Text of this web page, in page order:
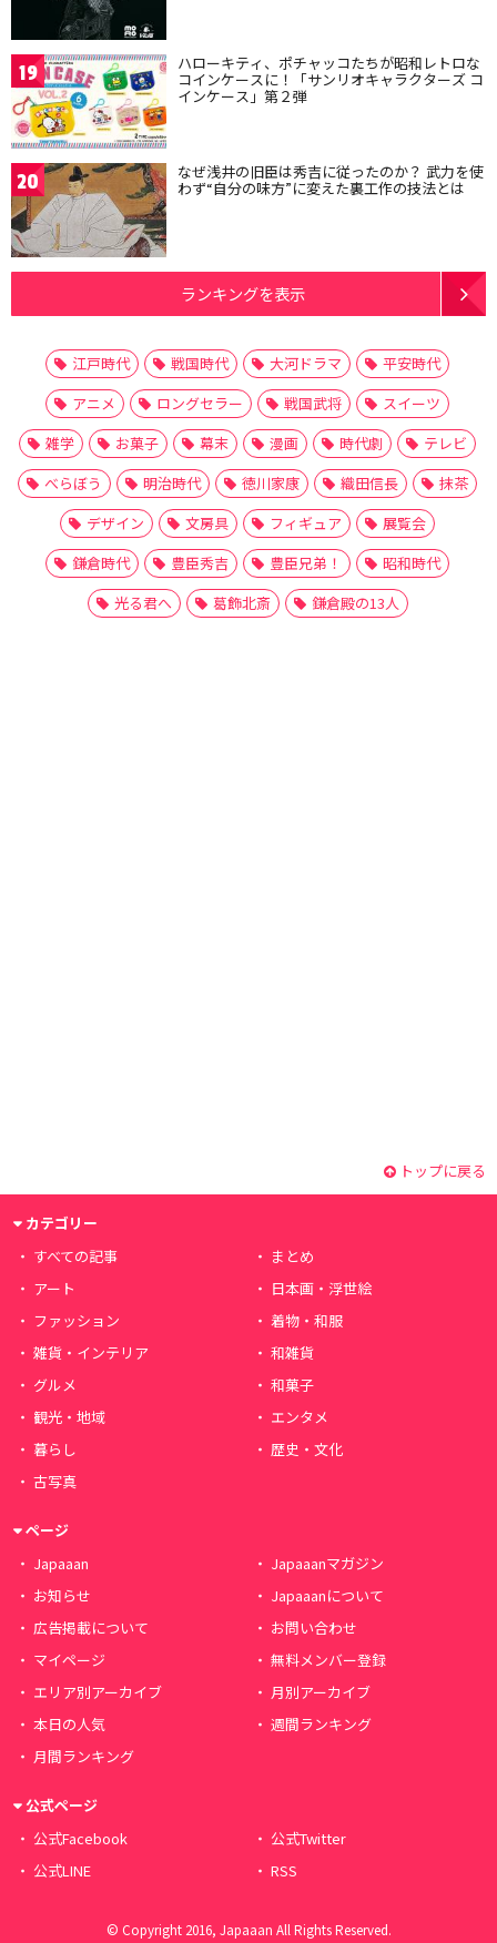
19 ハローキティ、ポチャッコたちが昭和レトロな
コインケースに！「サンリオキャラクターズ コ
インケース」第２弾
20 なぜ浅井の旧臣は秀吉に従ったのか？ 武力を使
わず“自分の味方”に変えた裏工作の技法とは
ランキングを表示
江戸時代 戦国時代 大河ドラマ
平安時代
アニメ
ロングセラー 戦国武将
スイーツ
雑学
お菓子 幕末 漫画 時代劇
テレビ
べらぼう
明治時代 徳川家康 織田信長
抹茶
デザイン
文房具 フィギュア
展覧会
鎌倉時代
豊臣秀吉 豊臣兄弟！
昭和時代
光る君へ
葛飾北斎 鎌倉殿の13人
トップに戻る
カテゴリー
すべての記事
まとめ
アート
日本画・浮世絵
ファッション
着物・和服
雑貨・インテリア
和雑貨
グルメ
和菓子
観光・地域
エンタメ
暮らし
歴史・文化
古写真
ページ
Japaaan
Japaaanマガジン
お知らせ
Japaaanについて
広告掲載について
お問い合わせ
マイページ
無料メンバー登録
エリア別アーカイブ
月別アーカイブ
本日の人気
週間ランキング
月間ランキング
公式ページ
公式Facebook
公式Twitter
公式LINE
RSS
© Copyright 2016, Japaaan All Rights Reserved.